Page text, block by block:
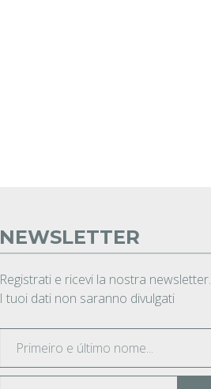
NEWSLETTER
Registrati e ricevi la nostra newsletter.
I tuoi dati non saranno divulgati